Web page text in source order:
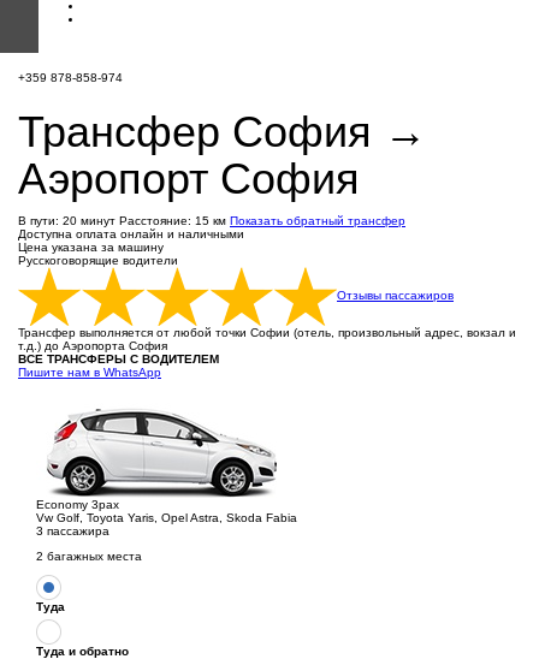
+359 878-858-974
Трансфер София →
Аэропорт София
В пути: 20 минут Расстояние: 15 км Показать обратный трансфер
Доступна оплата онлайн и наличными
Цена указана за машину
Русскоговорящие водители
Отзывы пассажиров
Трансфер выполняется от любой точки Софии (отель, произвольный адрес, вокзал и
т.д.) до Аэропорта София
ВСЕ ТРАНСФЕРЫ С ВОДИТЕЛЕМ
Пишите нам в WhatsApp
Economy 3pax
Vw Golf, Toyota Yaris, Opel Astra, Skoda Fabia
3 пассажира
2 багажных места
Туда
Туда и обратно